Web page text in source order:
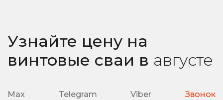
любая сложность вашего объекта
Узнайте цену на
винтовые сваи в августе
Max Telegram Viber Звонок